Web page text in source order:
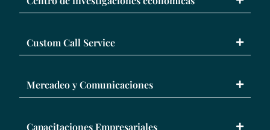
Custom Call Service
Mercadeo y Comunicaciones
Capacitaciones Empresariales